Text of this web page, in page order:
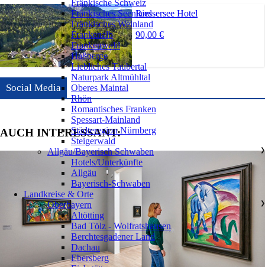
Riessersee Hotel
90,00 €
Social Media
AUCH INTERESSANT:
Fränkische Schweiz
Fränkisches Seenland
Fränkisches Weinland
Frankenalb
Frankenwald
Haßberge
Liebliches Taubertal
Naturpark Altmühltal
Oberes Maintal
Rhön
Romantisches Franken
Spessart-Mainland
Städteregion Nürnberg
Steigerwald
Allgäu/Bayerisch Schwaben
❯
Hotels/Unterkünfte
Allgäu
Bayerisch-Schwaben
Landkreise & Orte
Oberbayern
❯
Altötting
Bad Tölz - Wolfratshausen
Berchtesgadener Land
Dachau
Ebersberg